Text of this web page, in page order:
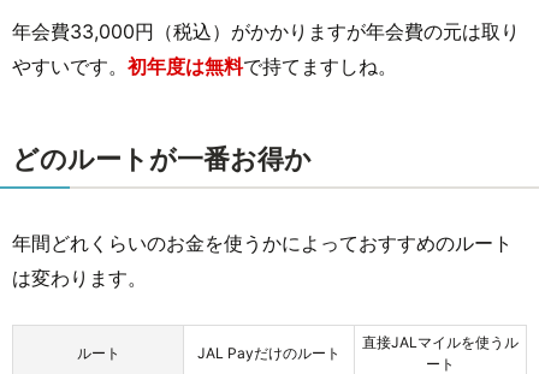
年会費33,000円（税込）がかかりますが年会費の元は取り
やすいです。 初年度は無料で持てますしね。
どのルートが一番お得か
年間どれくらいのお金を使うかによっておすすめのルート
は変わります。
ルート JAL Payだけのルート
直接JALマイルを使うル
ート